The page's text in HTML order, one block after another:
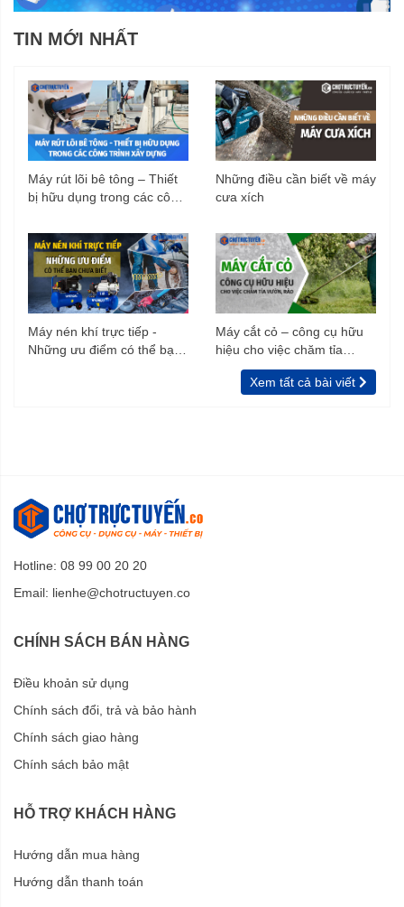
TIN MỚI NHẤT
Máy rút lõi bê tông – Thiết
bị hữu dụng trong các công
Những điều cần biết về máy
cưa xích
Máy nén khí trực tiếp -
Những ưu điểm có thể bạn
Máy cắt cỏ – công cụ hữu
hiệu cho việc chăm tỉa
vườn, rào
Xem tất cả bài viết
Hotline: 08 99 00 20 20
Email: lienhe@chotructuyen.co
CHÍNH SÁCH BÁN HÀNG
Điều khoản sử dụng
Chính sách đổi, trả và bảo hành
Chính sách giao hàng
Chính sách bảo mật
HỖ TRỢ KHÁCH HÀNG
Hướng dẫn mua hàng
Hướng dẫn thanh toán